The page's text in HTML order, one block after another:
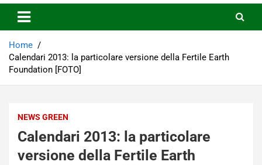
Ecoo.it
Home
Calendari 2013: la particolare versione della Fertile Earth
Foundation [FOTO]
NEWS GREEN
Calendari 2013: la particolare
versione della Fertile Earth